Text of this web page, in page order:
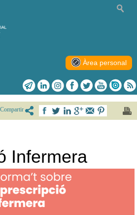
Àrea personal
Compartir
Infermera